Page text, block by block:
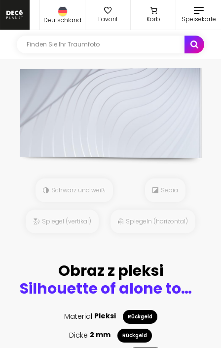
Deutschland Favorit Korb Speisekarte
Schwarz und weiß Sepia
Spiegel (vertikal) Spiegeln (horizontal)
Obraz z pleksi
Silhouette of alone tourist standing on snowy mountain top in winner pose with raised hands enjoying view and achievement on bright sunny winter day. Adventure, outdoors activities, healthy lifestyle.
Material Pleksi Rückgeld
Dicke 2 mm Rückgeld